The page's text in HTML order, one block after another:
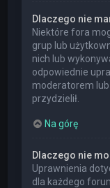
Dlaczego nie
Niektóre fora
grup lub
nich lub
odpowiednie
moderatorem
przydzielił.
Na górę
Dlaczego nie
Uprawnienia
dla każdego